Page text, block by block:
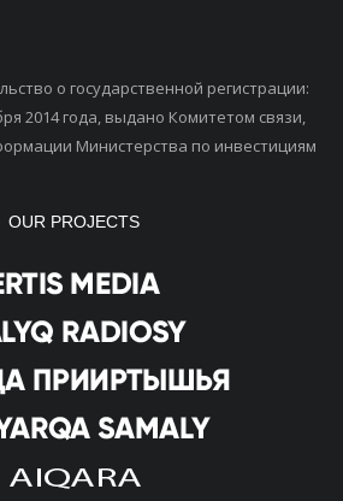
о государственной регистрации:
2014 года, выдано Комитетом связи,
Министерства по инвестициям
OUR PROJECTS